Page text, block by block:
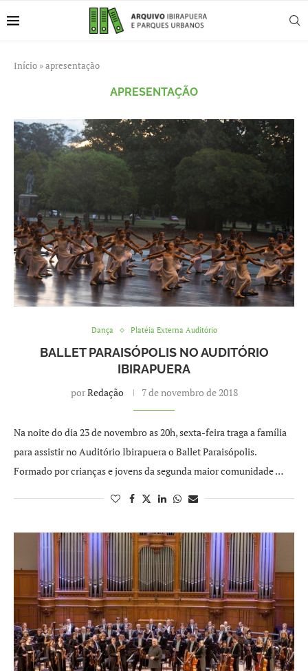
Início »apresentação
APRESENTAÇÃO
Dança Platéia Externa Auditório
BALLET PARAISÓPOLIS NO AUDITÓRIO
IBIRAPUERA
porRedação 7 de novembro de 2018
Na noite do dia 23 de novembro as 20h, sexta-feira traga a família
para assistir no Auditório Ibirapuera o Ballet Paraisópolis.
Formado por crianças e jovens da segunda maior comunidade …